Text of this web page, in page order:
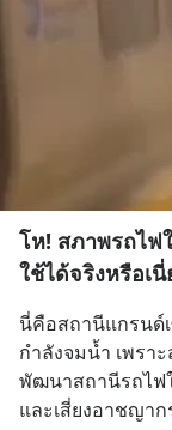
โห! สภาพรถไฟ
ใช้ได้จริงหรือเนี่
นี่คือสถานีแกรนด์
กำลังจมน้ำ เพรา
พัฒนาสถานีรถไฟ
และเสี่ยงอาชญา